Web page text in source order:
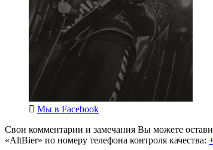
Мы в Facebook
Свои комментарии и замечания Вы можете
«AltBier» по номеру телефона контроля качества: